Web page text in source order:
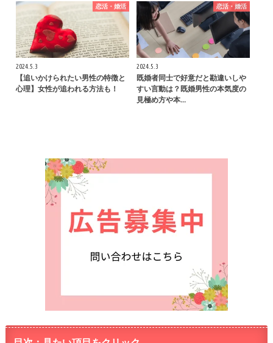
恋活・婚活
2024.5.3
【追いかけられたい男性の特徴と
心理】女性が追われる方法も！
恋活・婚活
2024.5.3
既婚者同士で好意だと勘違いしや
すい言動は？既婚男性の本気度の
見極め方や本…